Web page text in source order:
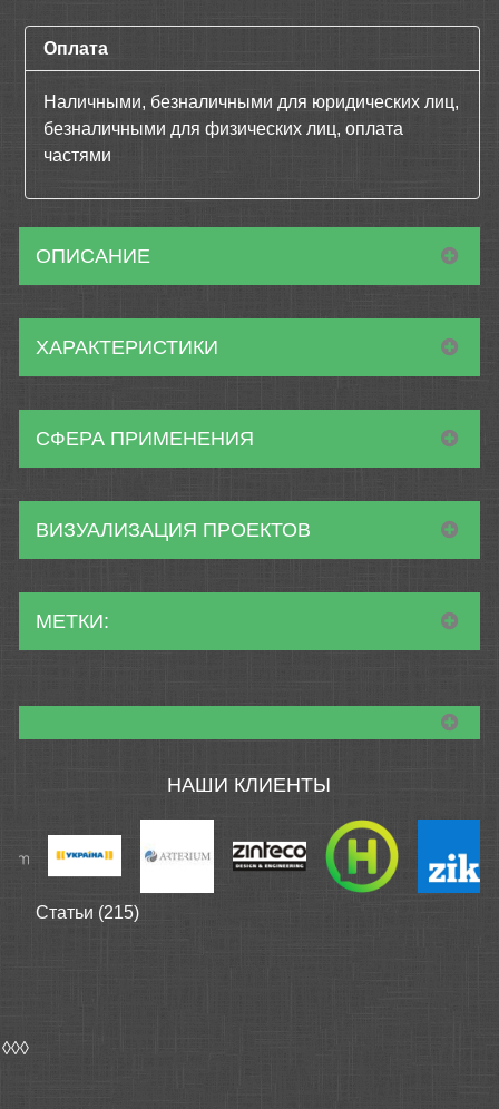
Оплата
Наличными, безналичными для юридических лиц,
безналичными для физических лиц, оплата
частями
ОПИСАНИЕ
ХАРАКТЕРИСТИКИ
СФЕРА ПРИМЕНЕНИЯ
ВИЗУАЛИЗАЦИЯ ПРОЕКТОВ
МЕТКИ:
НАШИ КЛИЕНТЫ
Статьи (215)
◊◊◊